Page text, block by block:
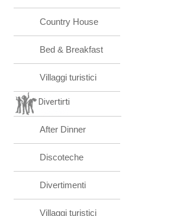
Country House
Bed & Breakfast
Villaggi turistici
Divertirti
After Dinner
Discoteche
Divertimenti
Villaggi turistici